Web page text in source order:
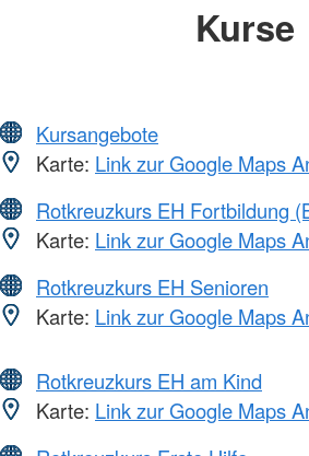
Kurse
Kursangebote
Karte: Link zur Google Maps
Rotkreuzkurs EH Fortbildung
Karte: Link zur Google Maps
Rotkreuzkurs EH Senioren
Karte: Link zur Google Maps
Rotkreuzkurs EH am Kind
Karte: Link zur Google Maps